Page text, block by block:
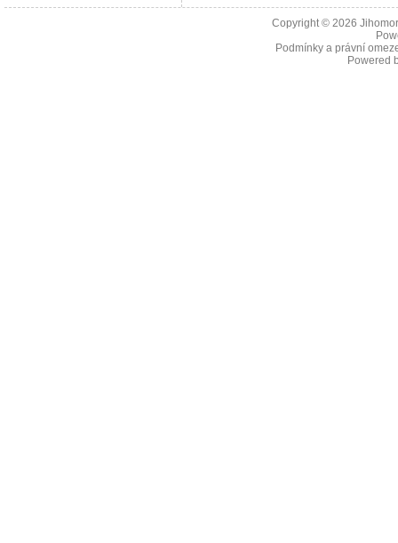
Copyright © 2026
Podmínky a právní
Powered